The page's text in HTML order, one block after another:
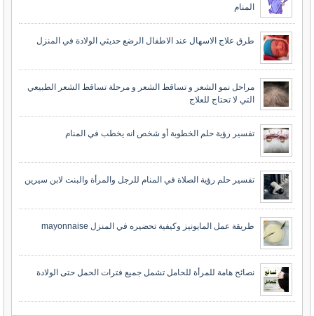
المنام
طرق علاج الاسهال عند الاطفال الرضع حديثي الولادة في المنزل
مراحل نمو الشعر و تساقط الشعر و مرحلة تساقط الشعر الطبيعي
التي لا تحتاج للعلاج
تفسير رؤية حلم الخطوبة أو شخص انه يخطب في المنام
تفسير حلم رؤية الصلاة في المنام للرجل والمرأة والبنت لابن سيرين
طريقة عمل المايونيز وكيفية تحضيره في المنزل mayonnaise
نصائح هامة للمرأة للحامل تشمل جميع فترات الحمل حتى الولادة